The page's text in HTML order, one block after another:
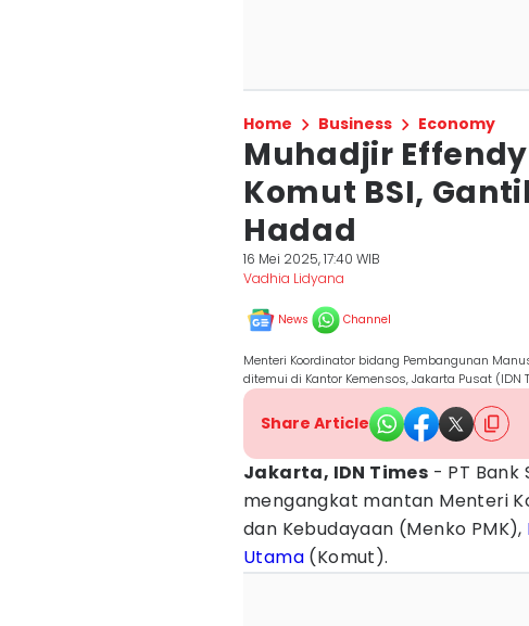
Home Business Economy
Muhadjir
Komut BSI,
Hadad
16 Mei 2025, 17:40 WIB
Vadhia Lidyana
News Channel
Menteri Koordinator bidang Pembangunan
ditemui di Kantor Kemensos, Jakarta Pusat
Share Article
Jakarta, IDN Times - PT Bank
mengangkat mantan Menteri
dan Kebudayaan (Menko PMK),
Utama (Komut).